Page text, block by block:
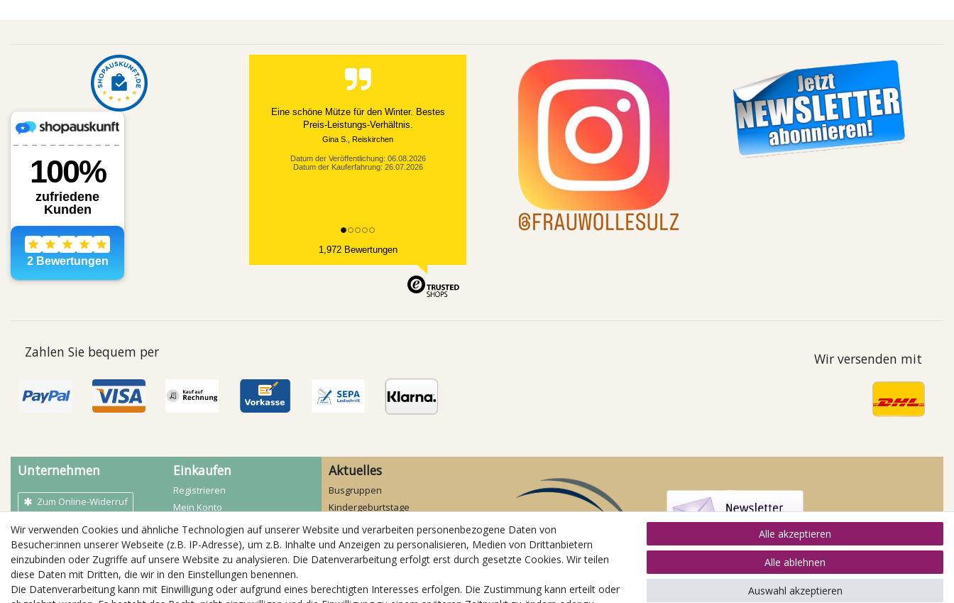
Eine schöne Mütze für den Winter. Bestes
Preis-Leistungs-Verhältnis.
Gina S., Reiskirchen
Datum der Veröffentlichung: 06.08.2026
Datum der Kauferfahrung: 26.07.2026
1,972 Bewertungen
Zahlen Sie bequem per Wir versenden mit
Unternehmen
Zum Online-Widerruf
AGB
Kontakt
Impressum
Widerrufs­recht
Daten­schutz­erklärung
Einkaufen
Registrieren
Mein Konto
Mein Warenkorb
Zahlarten
Versandbedingungen
Öffnungszeiten
Aktuelles
Busgruppen
Kindergeburtstage
Kindergartenausflug
Schulklassenausflug
Zwillingsrabatt
Wir verwenden Cookies und ähnliche Technologien auf unserer Website und verarbeiten personenbezogene Daten von
Besucher:innen unserer Webseite (z.B. IP-Adresse), um z.B. Inhalte und Anzeigen zu personalisieren, Medien von Drittanbietern
einzubinden oder Zugriffe auf unsere Website zu analysieren. Die Datenverarbeitung erfolgt erst durch gesetzte Cookies. Wir teilen
diese Daten mit Dritten, die wir in den Einstellungen benennen.
Die Datenverarbeitung kann mit Einwilligung oder aufgrund eines berechtigten Interesses erfolgen. Die Zustimmung kann erteilt oder
Alle akzeptieren
Alle ablehnen
Auswahl akzeptieren